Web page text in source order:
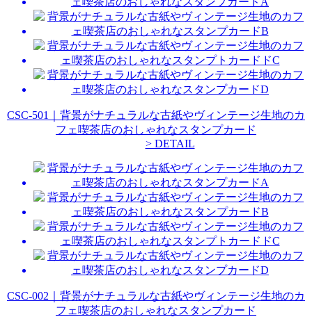
CSC-501｜背景がナチュラルな古紙やヴィンテージ生地のカ
フェ喫茶店のおしゃれなスタンプカード
> DETAIL
CSC-002｜背景がナチュラルな古紙やヴィンテージ生地のカ
フェ喫茶店のおしゃれなスタンプカード